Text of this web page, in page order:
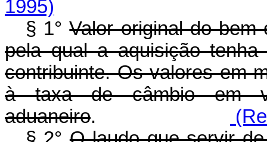
1995)
§ 1°Valor original do bem
pela qual a aquisição
contribuinte. Os valores em
à taxa de câmbio em
aduaneiro.